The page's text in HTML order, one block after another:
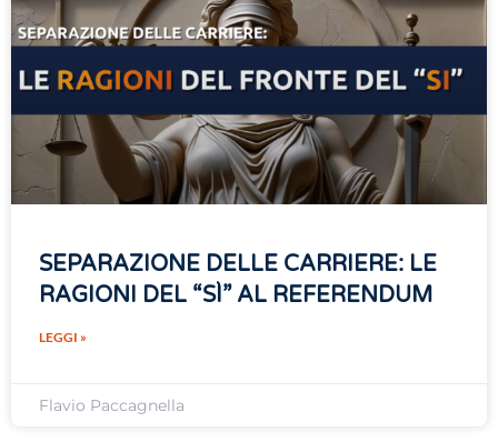
SEPARAZIONE DELLE CARRIERE: LE
RAGIONI DEL “SÌ” AL REFERENDUM
LEGGI »
Flavio Paccagnella